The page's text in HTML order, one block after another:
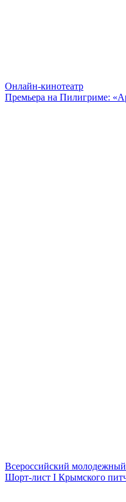
Онлайн-кинотеатр
Премьера на Пилигриме:
Всероссийский
Шорт-лист I Крымского